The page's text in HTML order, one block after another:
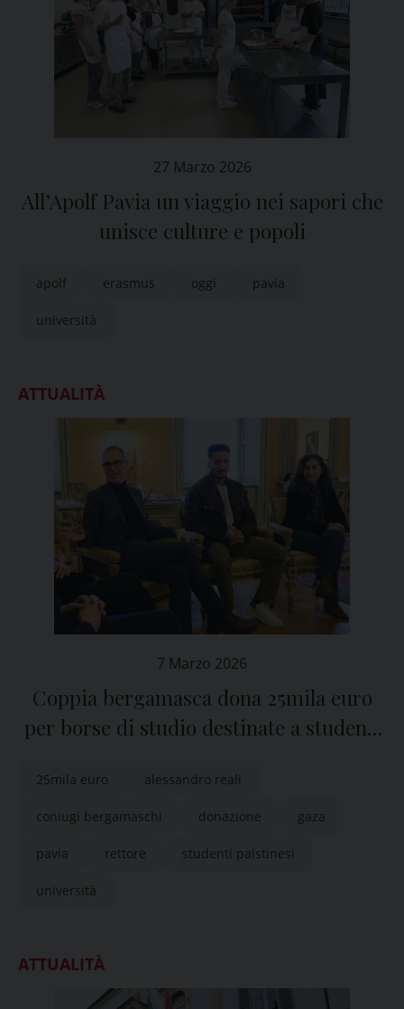
27 Marzo 2026
All’Apolf Pavia un viaggio nei sapori che
unisce culture e popoli
apolf erasmus oggi pavia
università
ATTUALITÀ
7 Marzo 2026
Coppia bergamasca dona 25mila euro
per borse di studio destinate a studenti
25mila euro alessandro reali
coniugi bergamaschi donazione gaza
pavia rettore studenti palstinesi
università
ATTUALITÀ